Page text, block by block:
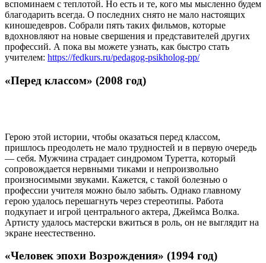
вспоминаем с теплотой. Но есть и те, кого мы мысленно будем
благодарить всегда. О последних снято не мало настоящих
киношедевров. Собрали пять таких фильмов, которые
вдохновляют на новые свершения и представителей других
профессий. А пока вы можете узнать, как быстро стать
учителем: https://fedkurs.ru/pedagog-psikholog-pp/
«Перед классом» (2008 год)
Герою этой истории, чтобы оказаться перед классом,
пришлось преодолеть не мало трудностей и в первую очередь
— себя. Мужчина страдает синдромом Туретта, который
сопровождается нервными тиками и непроизвольно
произносимыми звуками. Кажется, с такой болезнью о
профессии учителя можно было забыть. Однако главному
герою удалось перешагнуть через стереотипы. Работа
подкупает и игрой центрального актера, Джеймса Волка.
Артисту удалось мастерски вжиться в роль, он не выглядит на
экране неестественно.
«Человек эпохи Возрождения» (1994 год)